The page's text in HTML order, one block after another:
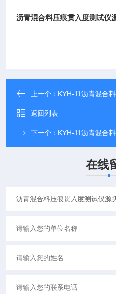
沥青混合料压痕贯入度测试仪
上一个： KYH-11沥青混合
返回列表
下一个： KYH-11沥青混合
在线